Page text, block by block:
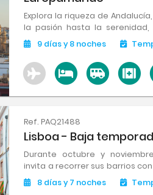
Explora la riqueza de
la pasión hasta la
fusión única de culturas,
experiencia inolvidable en cada
9 díasy 8 noches
Ref. PAQ21488
Lisboa - Baja
Durante octubre y
invita a recorrer sus barrios
en locales tradicionales y
mercados y tabernas.
8 díasy 7 noches